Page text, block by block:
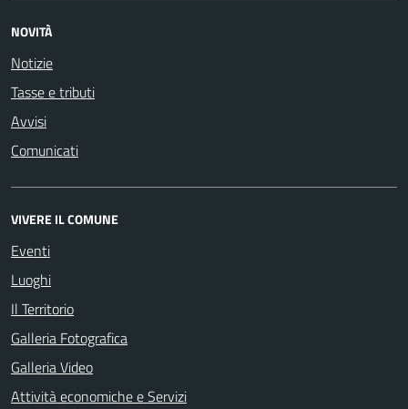
NOVITÀ
Notizie
Tasse e tributi
Avvisi
Comunicati
VIVERE IL COMUNE
Eventi
Luoghi
Il Territorio
Galleria Fotografica
Galleria Video
Attività economiche e Servizi